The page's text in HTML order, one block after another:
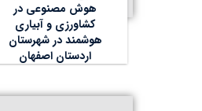
هوش مصنوعی در
کشاورزی و آبیاری
هوشمند در شهرستان
اردستان اصفهان